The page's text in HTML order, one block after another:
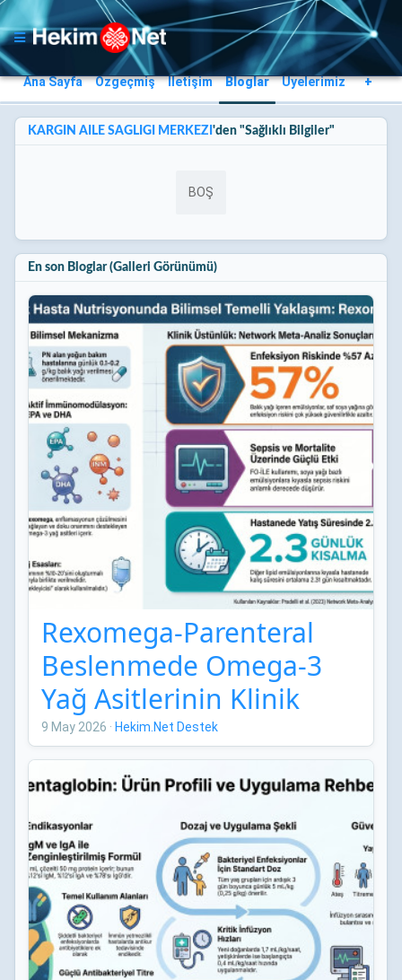
Ana Sayfa Özgeçmiş İletişim Bloglar Üyelerimiz +
KARGIN AİLE SAĞLIĞI MERKEZİ 'den "Sağlıklı Bilgiler"
BOŞ
En son Bloglar (Galleri Görünümü)
Rexomega-Parenteral
Beslenmede Omega-3
Yağ Asitlerinin Klinik
Etkileri: Network Meta-
Analizi
9 May 2026 · Hekim.Net Destek